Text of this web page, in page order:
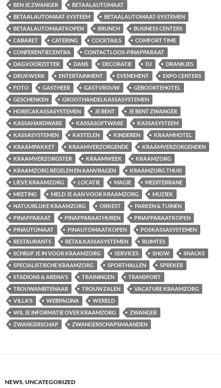
BEN JE ZWANGER
BETAALAUTOMAAT
BETAALAUTOMAAT-SYSTEEM
BETAALAUTOMAAT-SYSTEMEN
BETAALAUTOMAATKOPEN
BRUNCH
BUSINESS CENTERS
CABARET
CATERING COCKTAILS
COMFORT TIME
CONFERENTIECENTRA
CONTACTLOOS-PINAPPARAAT
DAGVOORZITTER
DANS DECORATIE DJ
DRANKJES
DRUKWERK
ENTERTAINMENT EVENEMENT
EXPO CENTERS
FOTO
GASTHEER GASTVROUW
GEBOORTEHOTEL
GESCHENKEN
GROOTHANDELKASSASYSTEMEN
HORECAKASSASYSTEMEN
JE BENT
JE BENT ZWANGER
KASSAHARDWARE
KASSASOFTWARE
KASSASYSTEEM
KASSASYSTEMEN
KASTELEN KINDEREN
KRAAMHOTEL
KRAAMPAKKET
KRAAMVERZORGENDE
KRAAMVERZORGENDEN
KRAAMVERZORGSTER
KRAAMWEEK
KRAAMZORG
KRAAMZORG REGELEN EN AANVRAGEN
KRAAMZORG THUIS
LIEVE KRAAMZORG
LOCATIE MAGIE
MEDITERRANE
MEETING
MELD JE AAN VOOR KRAAMZORG
MUZIEK
NATUURLIJKE KRAAMZORG
ORKEST
PARKEN & TUINEN
PINAPPARAAT
PINAPPARAATHUREN
PINAPPARAATKOPEN
PINAUTOMAAT
PINAUTOMAATKOPEN
POSKASSASYSTEMEN
RESTAURANTS
RETAILKASSASYSTEMEN
RUIMTES
SCHRIJF JE IN VOOR KRAAMZORG
SERVICES SHOW
SNACKS
SPECIALISTISCHE KRAAMZORG
SPORTHALLEN
SPREKER
STADIONS & ARENA'S
TRAININGEN
TRANSPORT
TROUWAMBTENAAR
TROUWZALEN
VACATURE KRAAMZORG
VILLA'S
WEBPAGINA
WERELD
WIL JE INFORMATIE OVER KRAAMZORG
ZWANGER
ZWANGERSCHAP
ZWANGERSCHAPSMAANDEN
NEWS,UNCATEGORIZED